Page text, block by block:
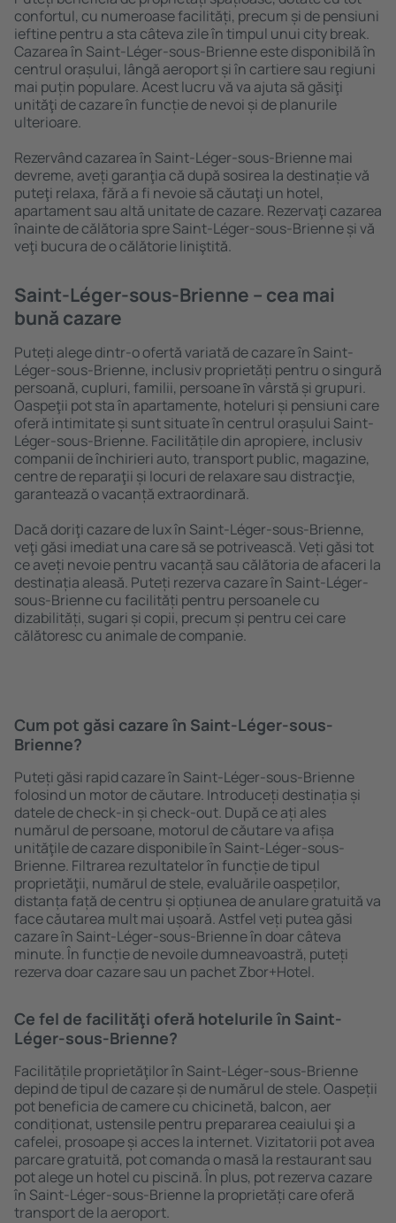
confortul, cu numeroase facilități, precum și de pensiuni
ieftine pentru a sta câteva zile în timpul unui city break.
Cazarea în Saint-Léger-sous-Brienne este disponibilă în
centrul orașului, lângă aeroport și în cartiere sau regiuni
mai puțin populare. Acest lucru vă va ajuta să găsiţi
unităţi de cazare în funcție de nevoi și de planurile
ulterioare.
Rezervând cazarea în Saint-Léger-sous-Brienne mai
devreme, aveți garanţia că după sosirea la destinație vă
puteţi relaxa, fără a fi nevoie să căutaţi un hotel,
apartament sau altă unitate de cazare. Rezervaţi cazarea
înainte de călătoria spre Saint-Léger-sous-Brienne și vă
veţi bucura de o călătorie liniştită.
Saint-Léger-sous-Brienne – cea mai
bună cazare
Puteți alege dintr-o ofertă variată de cazare în Saint-
Léger-sous-Brienne, inclusiv proprietăți pentru o singură
persoană, cupluri, familii, persoane ȋn vârstă și grupuri.
Oaspeţii pot sta în apartamente, hoteluri și pensiuni care
oferă intimitate și sunt situate în centrul orașului Saint-
Léger-sous-Brienne. Facilitățile din apropiere, inclusiv
companii de închirieri auto, transport public, magazine,
centre de reparaţii și locuri de relaxare sau distracţie,
garantează o vacanță extraordinară.
Dacă doriţi cazare de lux în Saint-Léger-sous-Brienne,
veţi găsi imediat una care să se potrivească. Veți găsi tot
ce aveți nevoie pentru vacanță sau călătoria de afaceri la
destinația aleasă. Puteți rezerva cazare în Saint-Léger-
sous-Brienne cu facilități pentru persoanele cu
dizabilități, sugari și copii, precum și pentru cei care
călătoresc cu animale de companie.
Cum pot găsi cazare în Saint-Léger-sous-
Brienne?
Puteți găsi rapid cazare în Saint-Léger-sous-Brienne
folosind un motor de căutare. Introduceți destinația și
datele de check-in și check-out. După ce ați ales
numărul de persoane, motorul de căutare va afișa
unităţile de cazare disponibile în Saint-Léger-sous-
Brienne. Filtrarea rezultatelor în funcție de tipul
proprietăţii, numărul de stele, evaluările oaspeților,
distanța față de centru și opțiunea de anulare gratuită va
face căutarea mult mai ușoară. Astfel veți putea găsi
cazare în Saint-Léger-sous-Brienne în doar câteva
minute. În funcție de nevoile dumneavoastră, puteți
rezerva doar cazare sau un pachet Zbor+Hotel.
Ce fel de facilităţi oferă hotelurile în Saint-
Léger-sous-Brienne?
Facilitățile proprietăţilor în Saint-Léger-sous-Brienne
depind de tipul de cazare și de numărul de stele. Oaspeții
pot beneficia de camere cu chicinetă, balcon, aer
condiționat, ustensile pentru prepararea ceaiului şi a
cafelei, prosoape și acces la internet. Vizitatorii pot avea
parcare gratuită, pot comanda o masă la restaurant sau
pot alege un hotel cu piscină. În plus, pot rezerva cazare
în Saint-Léger-sous-Brienne la proprietăți care oferă
transport de la aeroport.